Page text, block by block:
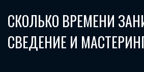
СКОЛЬКО ВРЕМЕНИ
СВЕДЕНИЕ И